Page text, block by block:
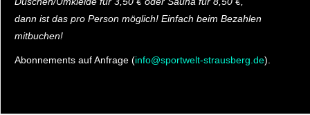
dann ist das pro Person möglich! Einfach beim Bezahlen
mitbuchen!
Abonnements auf Anfrage (info@sportwelt-strausberg.de).